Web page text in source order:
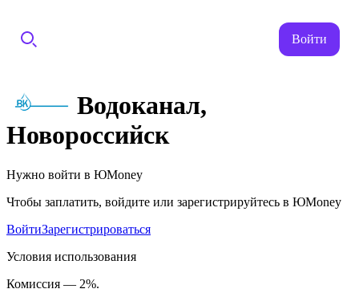
Войти
Водоканал,
Новороссийск
Нужно войти в ЮMoney
Чтобы заплатить, войдите или зарегистрируйтесь в ЮMoney
ВойтиЗарегистрироваться
Условия использования
Комиссия — 2%.